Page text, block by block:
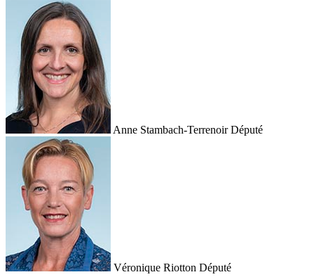
Anne Stambach-Terrenoir Député
Véronique Riotton Député